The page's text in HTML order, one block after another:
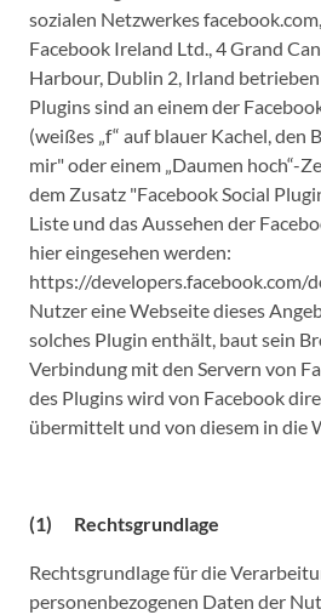
sozialen Netzwerkes
Facebook Ireland Ltd., 4 Grand
Harbour, Dublin 2, Irland
Plugins sind an einem der
(weißes „f“ auf blauer Kachel, den
mir" oder einem „Daumen hoch“-
dem Zusatz "Facebook Social
Liste und das Aussehen der
hier eingesehen werden:
https://developers.facebook.com/
Nutzer eine Webseite dieses
solches Plugin enthält, baut sein
Verbindung mit den Servern von
des Plugins wird von Facebook
übermittelt und von diesem in die
(1) Rechtsgrundlage
Rechtsgrundlage für die
personenbezogenen Daten der